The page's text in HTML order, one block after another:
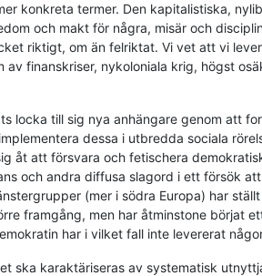
konkreta termer. Den kapitalistiska,
och makt för några, misär och
riktigt, om än felriktat. Vi vet att vi
av finanskriser, nykoloniala krig, högst
locka till sig nya anhängare genom att
dessa i utbredda sociala
åt att försvara och fetischera
och andra diffusa slagord i ett försök
(mer i södra Europa) har
framgång, men har åtminstone börjat
har i vilket fall inte levererat
ska karaktäriseras av systematisk